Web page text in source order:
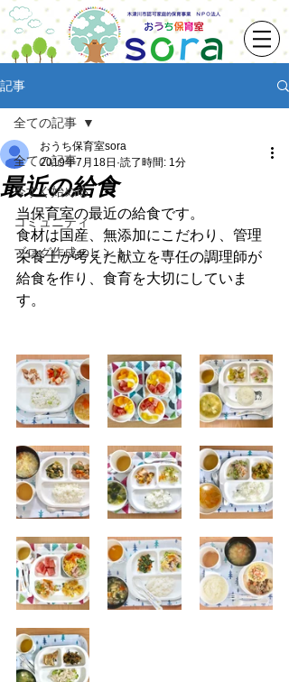
記事
全ての記事
今すぐ始める
コミュニティ
ブログ作成のヒント
全ての記事
最近の給食
おうち保育室sora
2019年7月18日 読了時間: 1分
当保育室の最近の給食です。
食材は国産、無添加にこだわり、管理
栄養士が考えた献立を専任の調理師が
給食を作り、食育を大切にしていま
す。